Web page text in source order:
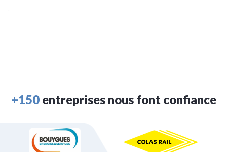
+150entreprises nous font confiance